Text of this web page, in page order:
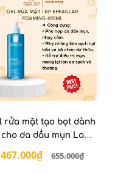
rửa mặt tạo bọt dành
cho da dầu mụn La
467.000₫ 655.000₫